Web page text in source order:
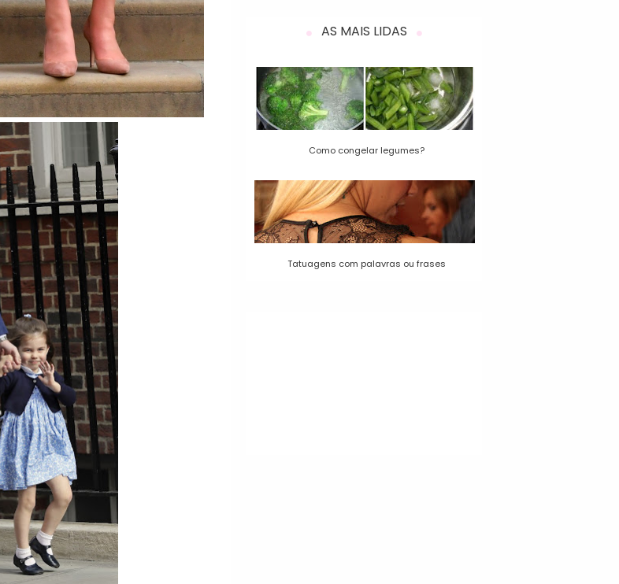
AS MAIS LIDAS
Como congelar legumes?
Tatuagens com palavras ou frases